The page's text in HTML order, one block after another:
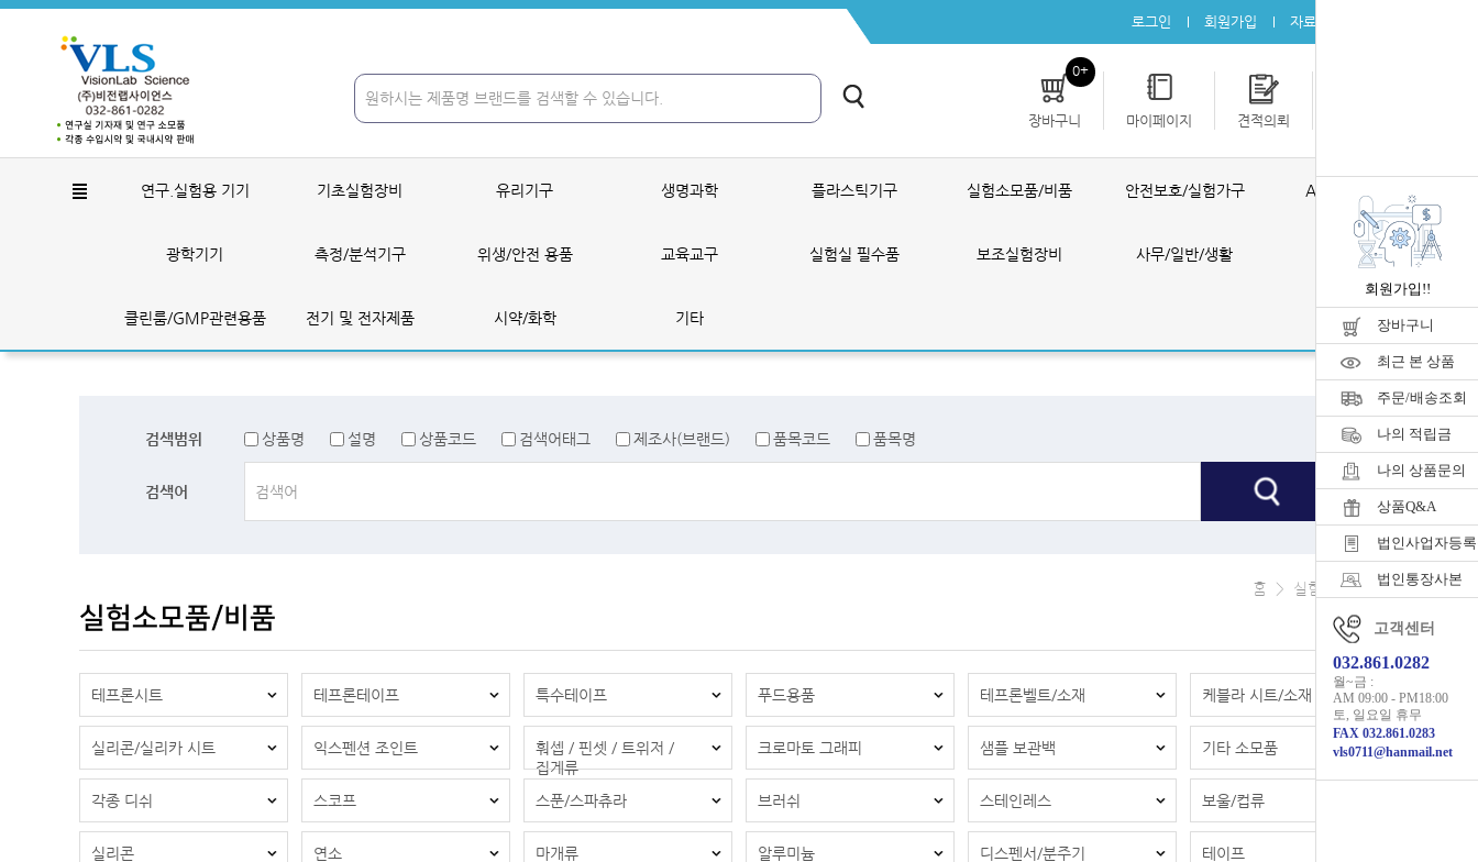
로그인 회원가입 자료실
0+
장바구니 마이페이지 견적의뢰
연구.실험용 기기 기초실험장비 유리기구 생명과학 플라스틱기구 실험소모품/비품 안전보호/실험가구 AS ONE 제품
광학기기 측정/분석기구 위생/안전 용품 교육교구 실험실 필수품 보조실험장비 사무/일반/생활 공구/포장
클린룸/GMP관련용품 전기 및 전자제품 시약/화학 기타
검색범위 상품명 설명 상품코드 검색어태그 제조사(브랜드) 품목코드 품목명
검색어
실험소모품/비품
홈 > 실험소모품/비품
테프론시트 테프론테이프 특수테이프 푸드용품 테프론벨트/소재 케블라 시트/소재
실리콘/실리카 시트 익스펜션 조인트
훠셉 / 핀셋 / 트위저 /
집게류
크로마토 그래피 샘플 보관백 기타 소모품
각종 디쉬 스코프 스푼/스파츄라 브러쉬 스테인레스 보울/컵류
실리콘 연소 마개류 알루미늄 디스펜서/분주기 테이프
회원가입!!
장바구니
최근 본 상품
주문/배송조회
나의 적립금
나의 상품문의
상품Q&A
법인사업자등
법인통장사본
고객센터
032.861.0282
월~금 :
AM 09:00 - PM18:00
토, 일요일 휴무
FAX 032.861.0283
vls0711@hanmail.net